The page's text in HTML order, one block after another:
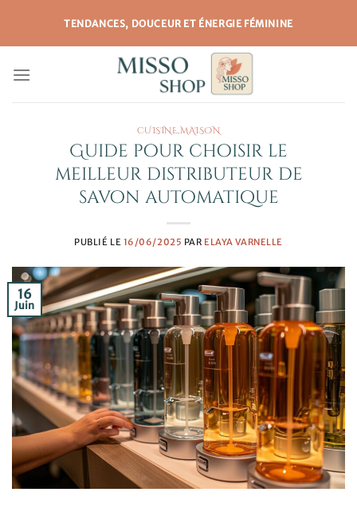
contenu
TENDANCES, DOUCEUR ET ÉNERGIE FÉMININE
CUISINE,MAISON
Guide pour choisir le
meilleur distributeur de
savon automatique
PUBLIÉ LE 16/06/2025 PAR ELAYA VARNELLE
16
Juin